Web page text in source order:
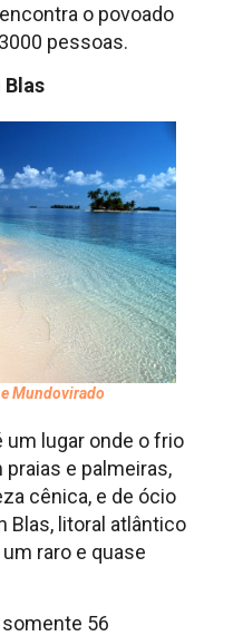
o povoado
pessoas.
Blas
Mundovirado
um lugar onde o frio
praias e palmeiras,
cênica, e de ócio
Blas, litoral atlântico
raro e quase
somente 56